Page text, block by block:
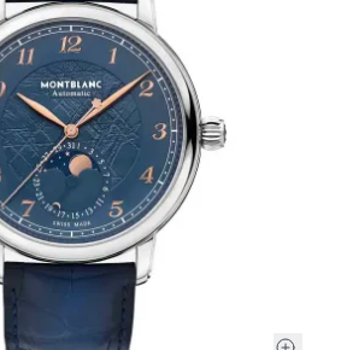
OWNED